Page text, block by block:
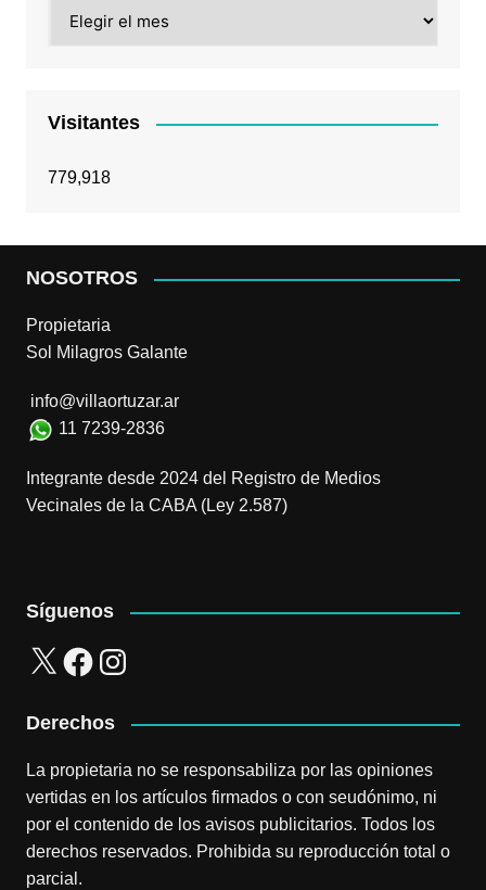
Visitantes
779,918
NOSOTROS
Propietaria
Sol Milagros Galante
info@villaortuzar.ar
11 7239-2836
Integrante desde 2024 del Registro de Medios
Vecinales de la CABA (Ley 2.587)
Síguenos
X FacebookInstagram
Derechos
La propietaria no se responsabiliza por las opiniones
vertidas en los artículos firmados o con seudónimo, ni
por el contenido de los avisos publicitarios. Todos los
derechos reservados. Prohibida su reproducción total o
parcial.